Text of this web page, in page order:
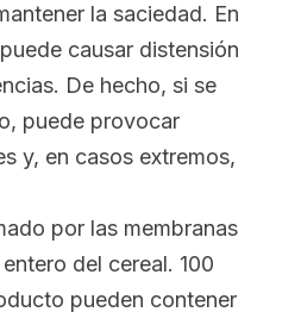
la saciedad. En
causar distensión
De hecho, si se
puede provocar
y, en casos extremos,
por las membranas
del cereal. 100
pueden contener